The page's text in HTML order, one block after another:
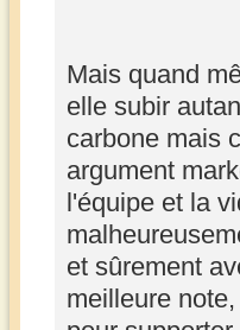
Mais quand
elle subir
carbone mais
argument
l'équipe et la
et sûrement
meilleure